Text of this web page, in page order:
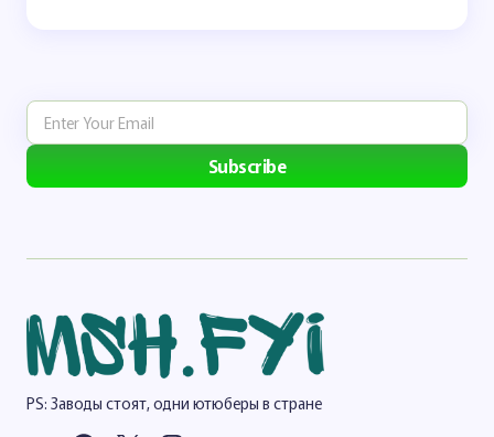
Subscribe
PS: Заводы стоят, одни ютюберы в стране